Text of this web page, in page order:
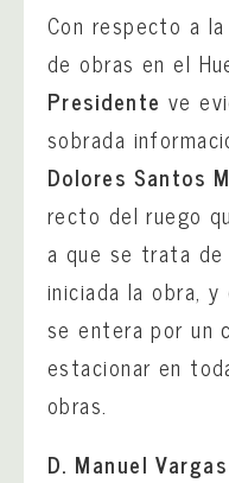
Con respecto a
de obras en el
Presidente ve
sobrada
Dolores Santos
recto del ruego
a que se trata de
iniciada la obra,
se entera por un
estacionar en
obras.
D. Manuel